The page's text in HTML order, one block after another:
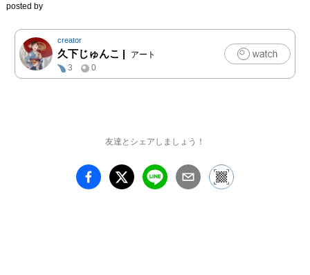
posted by
creator
久下じゅんこ |
アート
3
0
友達とシェアしましょう！